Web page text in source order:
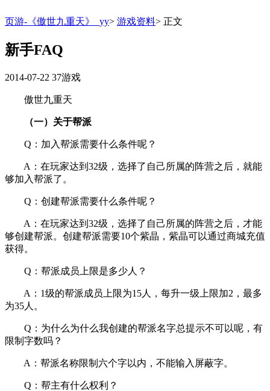
页游-《傲世九重天》_yy> 游戏资料> 正文
新手FAQ
2014-07-22 37游戏
傲世九重天
（一）关于帮派
Q：加入帮派需要什么条件呢？
A：在玩家达到32级，选择了自己所属的阵营之后，就能
够加入帮派了。
Q：创建帮派需要什么条件呢？
A：在玩家达到32级，选择了自己所属的阵营之后，才能
够创建帮派。创建帮派需要10个紫晶，紫晶可以通过商城充值
获得。
Q：帮派成员上限是多少人？
A：1级的帮派成员上限为15人，每升一级上限加2，最多
为35人。
Q：为什么为什么我创建的帮派名字总提示不可以呢，有
限制字数吗？
A：帮派名称限制六个字以内，不能输入屏蔽字。
Q：帮主有什么权利？